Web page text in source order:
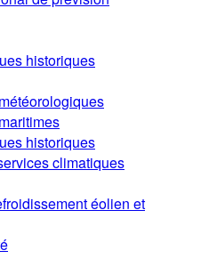
historiques
historiques
climatiques
éolien et